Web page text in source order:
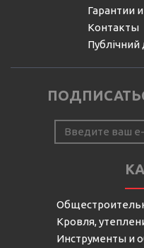
Гарантии
Контакты
Публічний
Кровля,
Инструменты и